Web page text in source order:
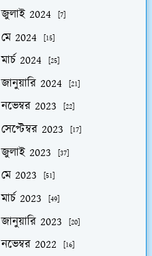
জুলাই 2024 [7]
মে 2024 [15]
মার্চ 2024 [25]
জানুয়ারি 2024 [21]
নভেম্বর 2023 [22]
সেপ্টেম্বর 2023 [17]
জুলাই 2023 [37]
মে 2023 [51]
মার্চ 2023 [49]
জানুয়ারি 2023 [20]
নভেম্বর 2022 [16]